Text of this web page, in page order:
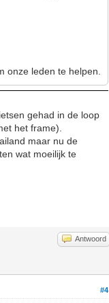
onze leden te helpen.
gehad in de loop
het frame).
maar nu de
wat moeilijk te
Antwoord
#4